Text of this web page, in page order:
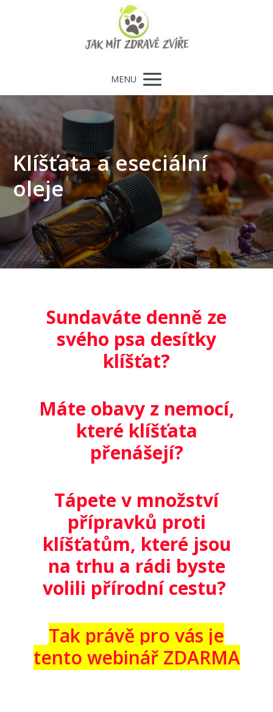
MENU
Klíšťata a eseciální
oleje
Sundaváte denně ze
svého psa desítky
klíšťat?
Máte obavy z nemocí,
které klíšťata
přenášejí?
Tápete v množství
přípravků proti
klíšťatům, které jsou
na trhu a rádi byste
volili přírodní cestu?
Tak právě pro vás je
tento webinář ZDARMA